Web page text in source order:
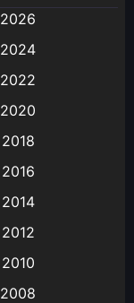
2026
2024
2022
2020
2018
2016
2014
2012
2010
2008